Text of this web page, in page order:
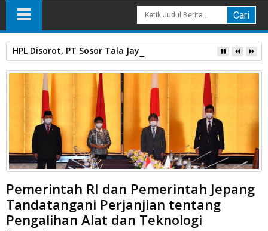
HPL Disorot, PT Sosor Tala Jaya Tolak Perluasan Kampung
Pemerintah RI dan Pemerintah Jepang
Tandatangani Perjanjian tentang
Pengalihan Alat dan Teknologi